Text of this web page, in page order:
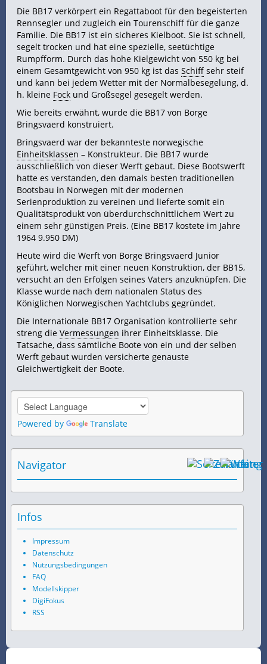
Die BB17 verkörpert ein Regattaboot für den begeisterten
Rennsegler und zugleich ein Tourenschiff für die ganze
Familie. Die BB17 ist ein sicheres Kielboot. Sie ist schnell,
segelt trocken und hat eine spezielle, seetüchtige
Rumpfform. Durch das hohe Kielgewicht von 550 kg bei
einem Gesamtgewicht von 950 kg ist das Schiff sehr steif
und kann bei jedem Wetter mit der Normalbesegelung, d.
h. kleine Fock und Großsegel gesegelt werden.
Wie bereits erwähnt, wurde die BB17 von Borge
Bringsvaerd konstruiert.
Bringsvaerd war der bekannteste norwegische
Einheitsklassen – Konstrukteur. Die BB17 wurde
ausschließlich von dieser Werft gebaut. Diese Bootswerft
hatte es verstanden, den damals besten traditionellen
Bootsbau in Norwegen mit der modernen
Serienproduktion zu vereinen und lieferte somit ein
Qualitätsprodukt von überdurchschnittlichem Wert zu
einem sehr günstigen Preis. (Eine BB17 kostete im Jahre
1964 9.950 DM)
Heute wird die Werft von Borge Bringsvaerd Junior
geführt, welcher mit einer neuen Konstruktion, der BB15,
versucht an den Erfolgen seines Vaters anzuknüpfen. Die
Klasse wurde nach dem nationalen Status des
Königlichen Norwegischen Yachtclubs gegründet.
Die Internationale BB17 Organisation kontrollierte sehr
streng die Vermessungen ihrer Einheitsklasse. Die
Tatsache, dass sämtliche Boote von ein und der selben
Werft gebaut wurden versicherte genauste
Gleichwertigkeit der Boote.
Powered by Translate
Navigator
Infos
Impressum
Datenschutz
Nutzungsbedingungen
FAQ
Modellskipper
DigiFokus
RSS